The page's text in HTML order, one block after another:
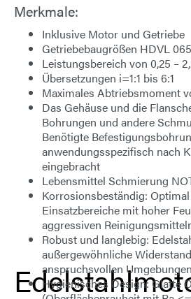
Merkmale:
Inklusive Motor und Getriebe
Getriebebaugrößen HDVL
Leistungsbereich von 0,25 –
Übersetzungen i=1:1 bis 6:1
Maximales Abtriebsmoment
Das Gehäuse und die
Bohrungen und andere
Benötigte
anwendungsspezifisch nach
eingebracht
Lebensmittel Schmierung
Korrosionsbeständig:
Einsatzbereiche mit hoher
aggressiven
Robust und langlebig:
außergewöhnliche
anspruchsvollen
Hygienisches Design: Glatte